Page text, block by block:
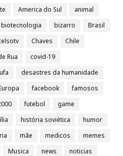
America do Sul
animal
biotecnologia bizarro
Brasil
Chaves
Chile
Rua
covid-19
desastres da humanidade
facebook
famosos
futebol
game
história soviética
humor
mãe medicos
memes
Musica news
noticias